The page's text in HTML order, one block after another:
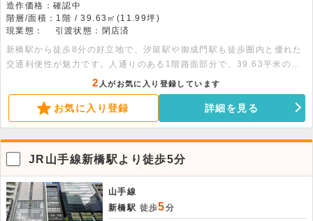
造作価格：確認中
階層/面積：1階 / 39.63㎡(11.99坪)
現業態：
引渡状態：閉店済
新橋駅から徒歩8分の好立地で、汐留駅や御成門駅も徒歩圏内と優れた
交通利便性が魅力です。人通りのある1階路面部分で、39.63平米の使
いやすい広さ。現況空室のため即時の利用開始が可能です。幅広い業態
でのご検討をお待ちしております。
2 人がお気に入り登録しています
お気に入り登録 詳細を見る
JR山手線新橋駅より徒歩5分
山手線
新橋駅 徒歩5分